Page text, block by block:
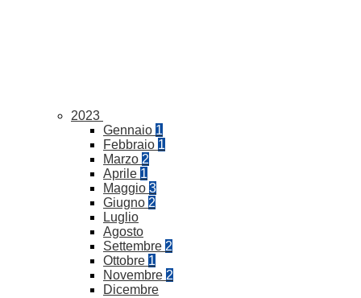
2023
Gennaio 1
Febbraio 1
Marzo 2
Aprile 1
Maggio 3
Giugno 2
Luglio
Agosto
Settembre 2
Ottobre 1
Novembre 2
Dicembre